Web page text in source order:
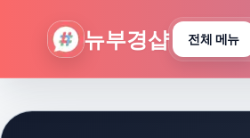
뉴부경샵 전체 메뉴